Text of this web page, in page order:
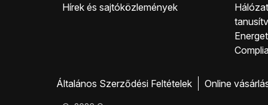
Hírek és sajtóközlemények
Co
Általános Szerződési Feltételek Online